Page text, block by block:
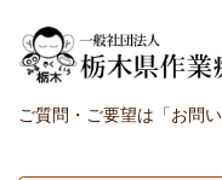
ご質問・ご要望は「お問